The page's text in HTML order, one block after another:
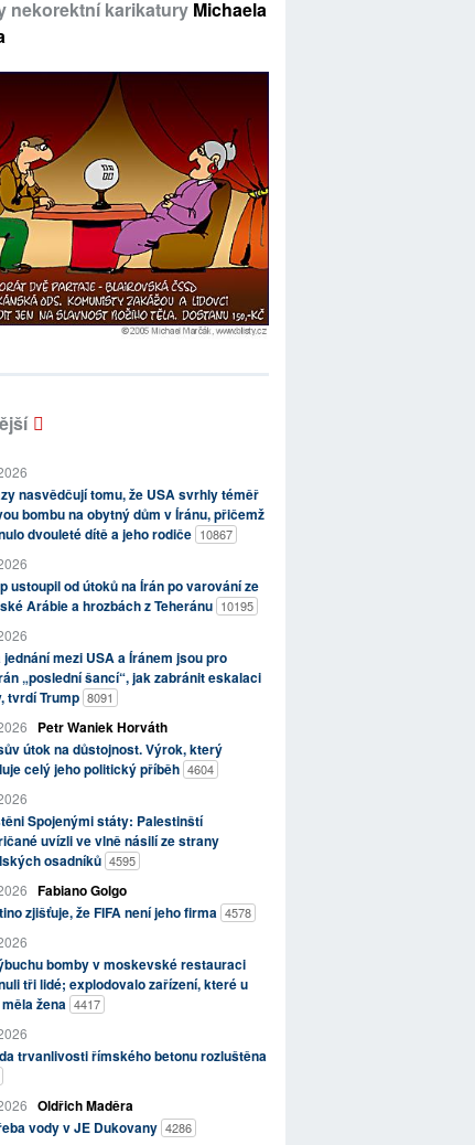
nekorektní karikatury Michaela
nasvědčují tomu, že USA svrhly téměř
bombu na obytný dům v Íránu, přičemž
dvouleté dítě a jeho rodiče 10867
ustoupil od útoků na Írán po varování ze
Arábie a hrozbách z Teheránu 10195
jednání mezi USA a Íránem jsou pro
„poslední šancí“, jak zabránit eskalaci
tvrdí Trump 8091
Petr Waniek Horváth
útok na důstojnost. Výrok, který
celý jeho politický příběh 4604
Spojenými státy: Palestinští
uvízli ve vlně násilí ze strany
osadníků 4595
Fabiano Golgo
zjišťuje, že FIFA není jeho firma 4578
bomby v moskevské restauraci
tři lidé; explodovalo zařízení, které u
žena 4417
trvanlivosti římského betonu rozluštěna
Oldřich Maděra
vody v JE Dukovany 4286